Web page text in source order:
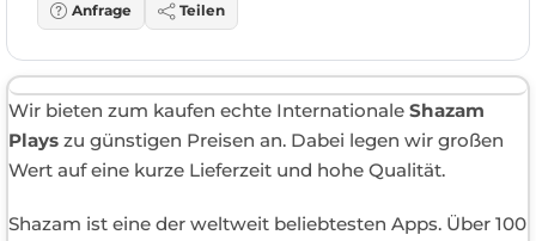
Anfrage Teilen
Wir bieten zum kaufen echte Internationale Shazam
Plays zu günstigen Preisen an. Dabei legen wir großen
Wert auf eine kurze Lieferzeit und hohe Qualität.
Shazam ist eine der weltweit beliebtesten Apps. Über 100